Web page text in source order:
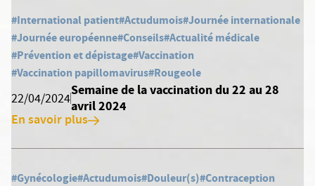
#International patient#Actudumois#Journée internationale
#Journée européenne#Conseils#Actualité médicale
#Prévention et dépistage#Vaccination
#Vaccination papillomavirus#Rougeole
22/04/2024
Semaine de la vaccination du 22 au 28
avril 2024
En savoir plus
#Gynécologie#Actudumois#Douleur(s)#Contraception